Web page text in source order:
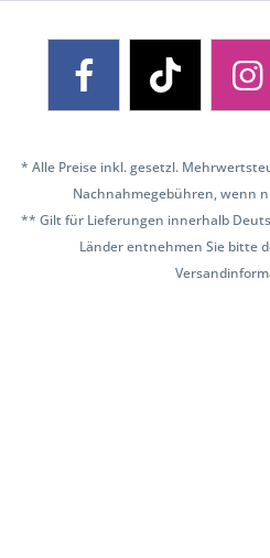
* Alle Preise inkl. gesetzl.
Nachnahmegebühren, wenn
** Gilt für Lieferungen innerhalb
Länder entnehmen Sie bitte